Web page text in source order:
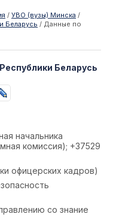
/ УВО (вузы) Минска /
Беларусь / Данные по
Беларусь
начальника
комиссия); +37529
офицерских кадров)
со знание